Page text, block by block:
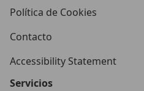
Política de Cookies
Contacto
Accessibility Statement
Servicios